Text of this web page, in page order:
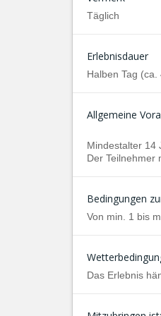
Täglich
Erlebnisdauer
Halben Tag (ca.
Allgemeine
Mindestalter 14
Der Teilnehmer
Bedingungen
Von min. 1 bis
Das Erlebnis